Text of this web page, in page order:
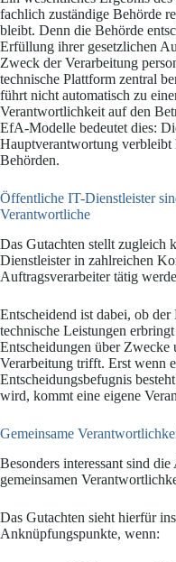
fachlich zuständige Behörde
bleibt. Denn die Behörde
Erfüllung ihrer gesetzlichen
Zweck der Verarbeitung
technische Plattform zentral
führt nicht automatisch zu
Verantwortlichkeit auf den
EfA-Modelle bedeutet dies:
Hauptverantwortung verbleibt
Behörden.
Öffentliche IT-Dienstleister
Verantwortliche
Das Gutachten stellt zugleich
Dienstleister in zahlreichen
Auftragsverarbeiter tätig
Entscheidend ist dabei, ob
technische Leistungen
Entscheidungen über
Verarbeitung trifft. Erst wenn
Entscheidungsbefugnis
wird, kommt eine eigene
Gemeinsame
Besonders interessant sind
gemeinsamen
Das Gutachten sieht hierfür
Anknüpfungspunkte, wenn: